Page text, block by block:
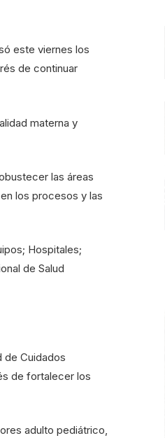
este viernes los
de continuar
materna y
las áreas
los procesos y las
Hospitales;
de Salud
de Cuidados
de fortalecer los
adulto pediátrico,